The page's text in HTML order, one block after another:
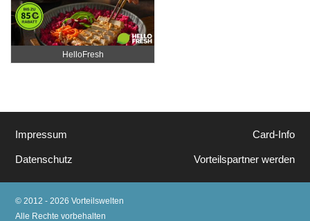
HelloFresh
Impressum
Datenschutz
Card-Info
Vorteilspartner werden
© 2012 - 2026 Vorteilswelten
Alle Rechte vorbehalten